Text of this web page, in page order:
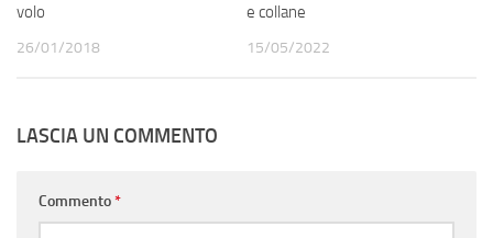
volo
26/01/2018
e collane
15/05/2022
LASCIA UN COMMENTO
Commento*